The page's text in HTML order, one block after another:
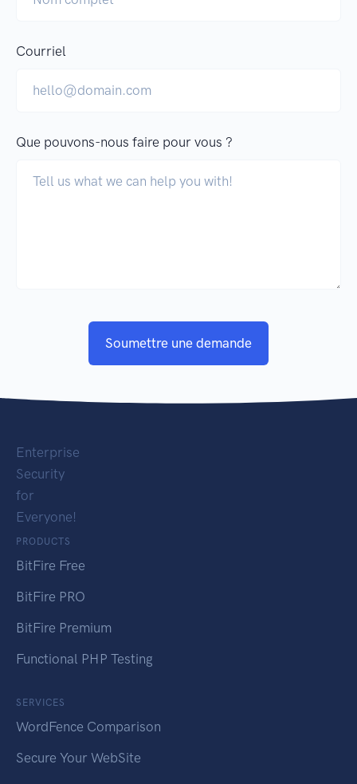
Courriel
Que pouvons-nous faire pour vous ?
Soumettre une demande
Enterprise
Security
for
Everyone!
PRODUCTS
BitFire Free
BitFire PRO
BitFire Premium
Functional PHP Testing
SERVICES
WordFence Comparison
Secure Your WebSite